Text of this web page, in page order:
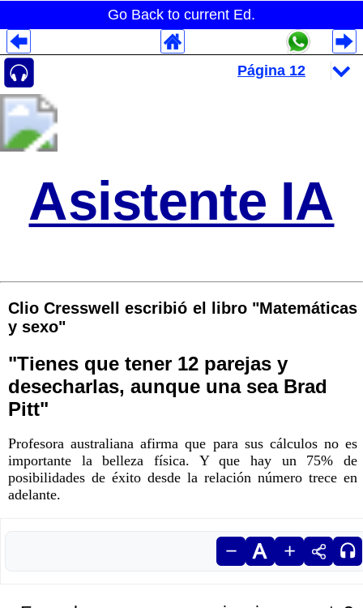
Go Back to current Ed.
Asistente IA
Clio Cresswell escribió el libro "Matemáticas
y sexo"
"Tienes que tener 12 parejas y
desecharlas, aunque una sea Brad
Pitt"
Profesora australiana afirma que para sus cálculos no es
importante la belleza física. Y que hay un 75% de
posibilidades de éxito desde la relación número trece en
adelante.
Despliegues Analytics
Despliegues Totales
Despliegues por Rubros